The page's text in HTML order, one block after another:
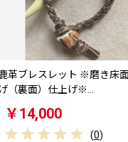
レスレット ※磨き床面仕上
面）仕上げ※…
14,000
(0)